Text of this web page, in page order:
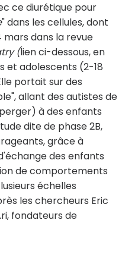
ce diurétique pour
" dans les cellules, dont
mars dans la revue
(lienci-dessous, en
et adolescents (2-18
portait sur des
allant des autistes de
à des enfants
dite de phase 2B,
grâce à
des enfants
de comportements
échelles
les chercheurs Eric
fondateurs de